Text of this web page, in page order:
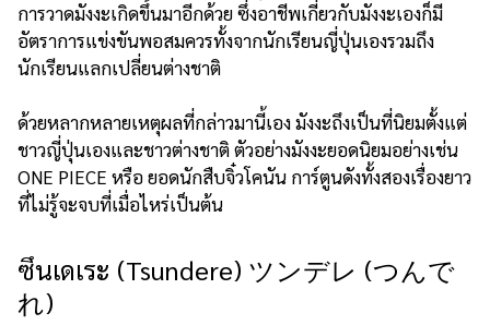
การวาดมังงะเกิดขึ้นมาอีกด้วย ซึ่งอาชีพเกี่ยวกับมังงะเองก็มี
อัตราการแข่งขันพอสมควรทั้งจากนักเรียนญี่ปุ่นเองรวมถึง
นักเรียนแลกเปลี่ยนต่างชาติ
ด้วยหลากหลายเหตุผลที่กล่าวมานี้เอง มังงะถึงเป็นที่นิยมตั้งแต่
ชาวญี่ปุ่นเองและชาวต่างชาติ ตัวอย่างมังงะยอดนิยมอย่างเช่น
ONE PIECE หรือ ยอดนักสืบจิ๋วโคนัน การ์ตูนดังทั้งสองเรื่องยาว
ที่ไม่รู้จะจบที่เมื่อไหร่เป็นต้น
ซึนเดเระ (Tsundere) ツンデレ (つんで
れ)​